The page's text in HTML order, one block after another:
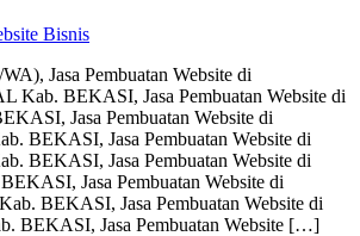
Jasa Pembuatan Website di
BEKASI, Jasa Pembuatan Website di
Jasa Pembuatan Website di
BEKASI, Jasa Pembuatan Website di
BEKASI, Jasa Pembuatan Website di
Jasa Pembuatan Website di
BEKASI, Jasa Pembuatan Website di
BEKASI, Jasa Pembuatan Website […]